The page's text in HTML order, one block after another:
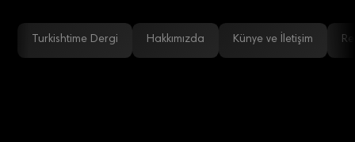
Turkishtime Dergi Hakkımızda Künye ve İletişim